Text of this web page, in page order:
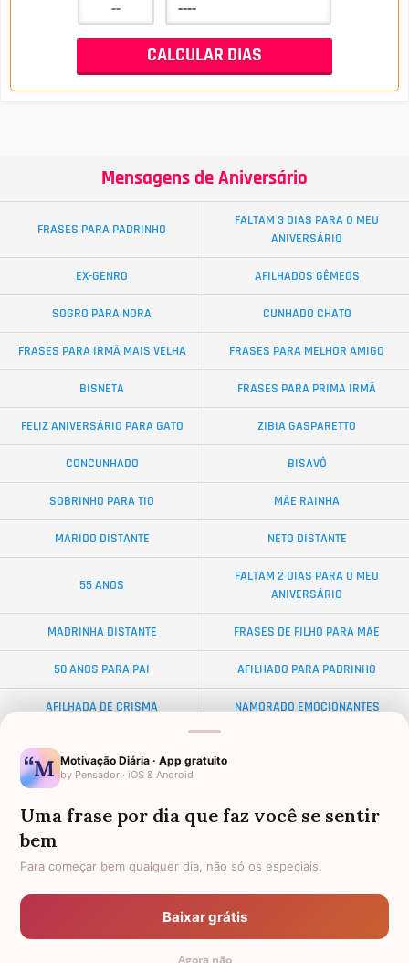
Mensagens de Aniversário
FRASES PARA PADRINHO
FALTAM 3 DIAS PARA O MEU
ANIVERSÁRIO
EX-GENRO AFILHADOS GÊMEOS
SOGRO PARA NORA CUNHADO CHATO
FRASES PARA IRMÃ MAIS VELHA FRASES PARA MELHOR AMIGO
BISNETA FRASES PARA PRIMA IRMÃ
FELIZ ANIVERSÁRIO PARA GATO ZIBIA GASPARETTO
CONCUNHADO BISAVÔ
SOBRINHO PARA TIO MÃE RAINHA
MARIDO DISTANTE NETO DISTANTE
55 ANOS
FALTAM 2 DIAS PARA O MEU
ANIVERSÁRIO
MADRINHA DISTANTE FRASES DE FILHO PARA MÃE
50 ANOS PARA PAI AFILHADO PARA PADRINHO
AFILHADA DE CRISMA NAMORADO EMOCIONANTES
EX-SOGRO
AFILHADO PARA MADRINHA PALAVRAS
FEMININAS 34 ANOS
FRASES PARA AMIGA EVANGÉLICA
Motivação Diária · App gratuito
by Pensador · iOS & Android
Uma frase por dia que faz você se sentir
bem
Para começar bem qualquer dia, não só os especiais.
Baixar grátis
Agora não